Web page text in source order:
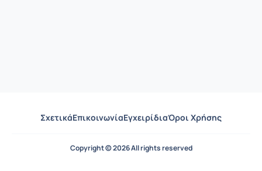
ΣχετικάΕπικοινωνίαΕγχειρίδιαΌροι Χρήσης
Copyright © 2026 All rights reserved